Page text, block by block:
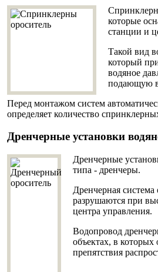
которые
станции и
Такой вид
который
водяное
подающую
Перед монтажом систем
определяет количество
Дренчерные установки
Дренчерные
типа - дренчеры.
Дренчерная
разрушаются при
центра управления.
Водопровод
объектах, в
препятствия